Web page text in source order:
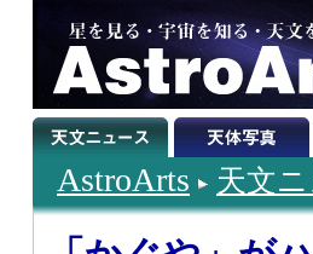
AstroArts 天文